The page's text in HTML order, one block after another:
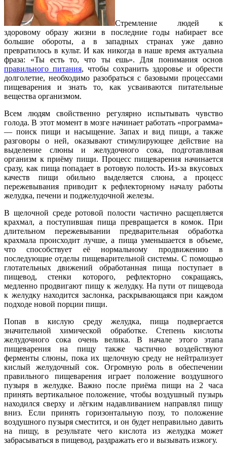
Стремление людей к
здоровому образу жизни в последние годы набирает все
большие обороты, а в западных странах уже давно
превратилось в культ. И как никогда в наше время актуальна
фраза: «Ты есть то, что ты ешь». Для понимания основ
правильного питания, чтобы сохранить здоровье и обрести
долголетие, необходимо разобраться с базовыми процессами
пищеварения и знать то, как усваиваются питательные
вещества организмом.
Всем людям свойственно регулярно испытывать чувство
голода. В этот момент в мозге начинает работать «программа»
— поиск пищи и насыщение. Запах и вид пищи, а также
разговоры о ней, оказывают стимулирующее действие на
выделение слюны и желудочного сока, подготавливая
организм к приёму пищи. Процесс пищеварения начинается
сразу, как пища попадает в ротовую полость. Из-за вкусовых
качеств пищи обильно выделяется слюна, а процесс
пережевывания приводит к рефлекторному началу работы
желудка, печени и поджелудочной железы.
В щелочной среде ротовой полости частично расщепляется
крахмал, а поступившая пища превращается в комок. При
длительном пережевывании предварительная обработка
крахмала происходит лучше, а пища уменьшается в объеме,
что способствует её нормальному продвижению в
последующие отделы пищеварительной системы. С помощью
глотательных движений обработанная пища поступает в
пищевод, стенки которого, рефлекторно сокращаясь,
медленно продвигают пищу к желудку. На пути от пищевода
к желудку находится заслонка, раскрывающаяся при каждом
подходе новой порции пищи.
Попав в кислую среду желудка, пища подвергается
значительной химической обработке. Степень кислоты
желудочного сока очень велика. В начале этого этапа
пищеварения на пищу также частично воздействуют
ферменты слюны, пока их щелочную среду не нейтрализует
кислый желудочный сок. Огромную роль в обеспечении
правильного пищеварения играет положение воздушного
пузыря в желудке. Важно после приёма пищи на 2 часа
принять вертикальное положение, чтобы воздушный пузырь
находился сверху и лёгким надавливанием направлял пищу
вниз. Если принять горизонтальную позу, то положение
воздушного пузыря сместится, и он будет неправильно давить
на пищу, в результате чего кислота из желудка может
забрасываться в пищевод, раздражать его и вызывать изжогу.